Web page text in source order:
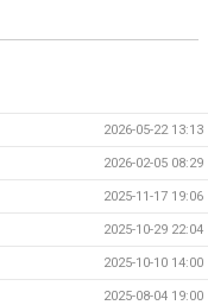
2026-05-22 13:13
2026-02-05 08:29
2025-11-17 19:06
2025-10-29 22:04
2025-10-10 14:00
2025-08-04 19:00